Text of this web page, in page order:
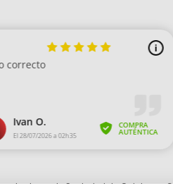
por la Sociedad de Opiniones